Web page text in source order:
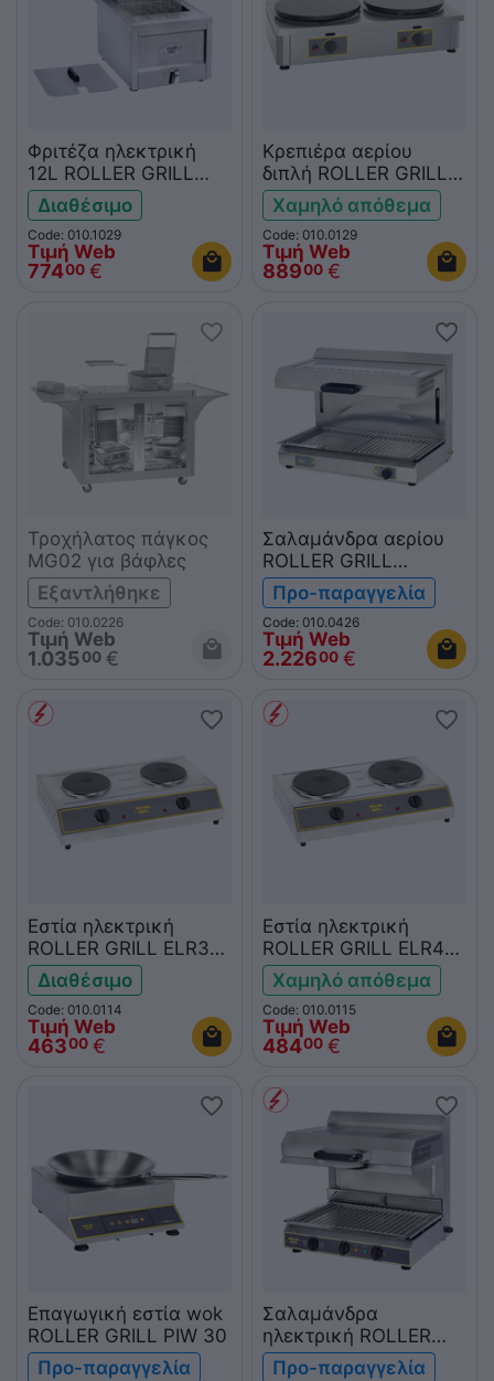
Φριτέζα ηλεκτρική
12L ROLLER GRILL
RFE12 με βρύση
αποστράγγισης
Διαθέσιμο
Code: 010.1029
Τιμή Web
77400 €
Κρεπιέρα αερίου
διπλή ROLLER GRILL
CDG400
Χαμηλό απόθεμα
Code: 010.0129
Τιμή Web
88900 €
Τροχήλατος πάγκος
MG02 για βάφλες
Εξαντλήθηκε
Code: 010.0226
Τιμή Web
1.03500 €
Σαλαμάνδρα αερίου
ROLLER GRILL
SGM600
Προ-παραγγελία
Code: 010.0426
Τιμή Web
2.22600 €
Εστία ηλεκτρική
ROLLER GRILL ELR3
διπλή
Διαθέσιμο
Code: 010.0114
Τιμή Web
46300 €
Εστία ηλεκτρική
ROLLER GRILL ELR4
διπλή
Χαμηλό απόθεμα
Code: 010.0115
Τιμή Web
48400 €
Επαγωγική εστία wok
ROLLER GRILL PIW 30
Προ-παραγγελία
Σαλαμάνδρα
ηλεκτρική ROLLER
GRILL SEM600PDS
Προ-παραγγελία